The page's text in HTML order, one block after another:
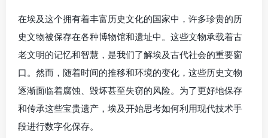
在埃及这个拥有着丰富历史文化的国家中，许多珍贵的历
史文物被保存在各种博物馆和遗址中。这些文物承载着古
老文明的记忆和智慧，是我们了解埃及古代社会的重要窗
口。然而，随着时间的推移和环境的变化，这些历史文物
逐渐面临着腐蚀、毁坏甚至失窃的风险。为了更好地保存
和传承这些宝贵遗产，埃及开始思考如何利用现代技术手
段进行数字化保存。